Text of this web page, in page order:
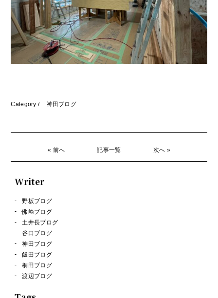
Category / 神田ブログ
« 前へ 記事一覧 次へ »
Writer
野坂ブログ
佛﨑ブログ
土井長ブログ
谷口ブログ
神田ブログ
飯田ブログ
桐田ブログ
渡辺ブログ